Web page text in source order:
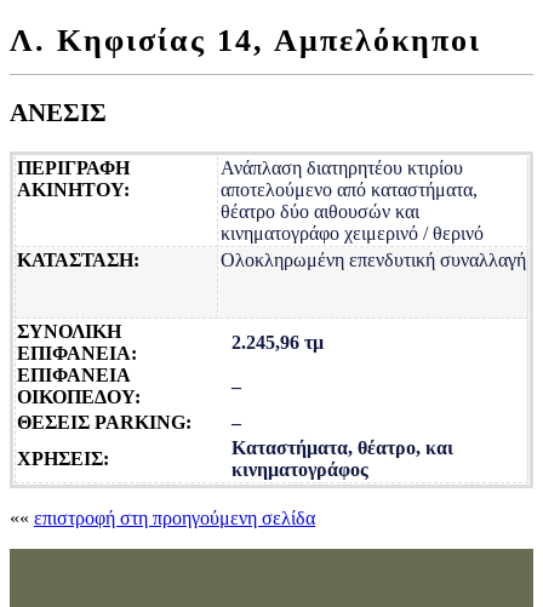
Λ. Κηφισίας 14, Αμπελόκηποι
ΑΝΕΣΙΣ
ΠΕΡΙΓΡΑΦΗ
ΑΚΙΝΗΤΟΥ:
Ανάπλαση διατηρητέου κτιρίου
αποτελούμενο από καταστήματα,
θέατρο δύο αιθουσών και
κινηματογράφο χειμερινό / θερινό
ΚΑΤΑΣΤΑΣΗ:
Ολοκληρωμένη επενδυτική συναλλαγή
ΣΥΝΟΛΙΚΗ
ΕΠΙΦΑΝΕΙΑ:
2.245,96 τμ
ΕΠΙΦΑΝΕΙΑ
ΟΙΚΟΠΕΔΟΥ:
–
ΘΕΣΕΙΣ PARKING:
–
ΧΡΗΣΕΙΣ:
Καταστήματα, θέατρο, και
κινηματογράφος
«« επιστροφή στη προηγούμενη σελίδα